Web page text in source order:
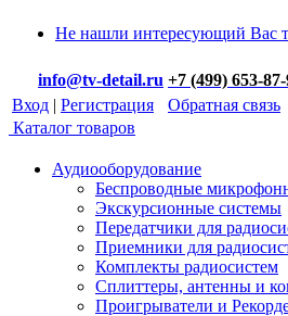
Не нашли интересующий Вас
info@tv-detail.ru +7 (499) 653-
Вход | Регистрация
Обратная связь
Каталог товаров
Аудиооборудование
Беспроводные
Экскурсионные системы
Передатчики для
Приемники для
Комплекты радиосистем
Сплиттеры, антенны и
Проигрыватели и